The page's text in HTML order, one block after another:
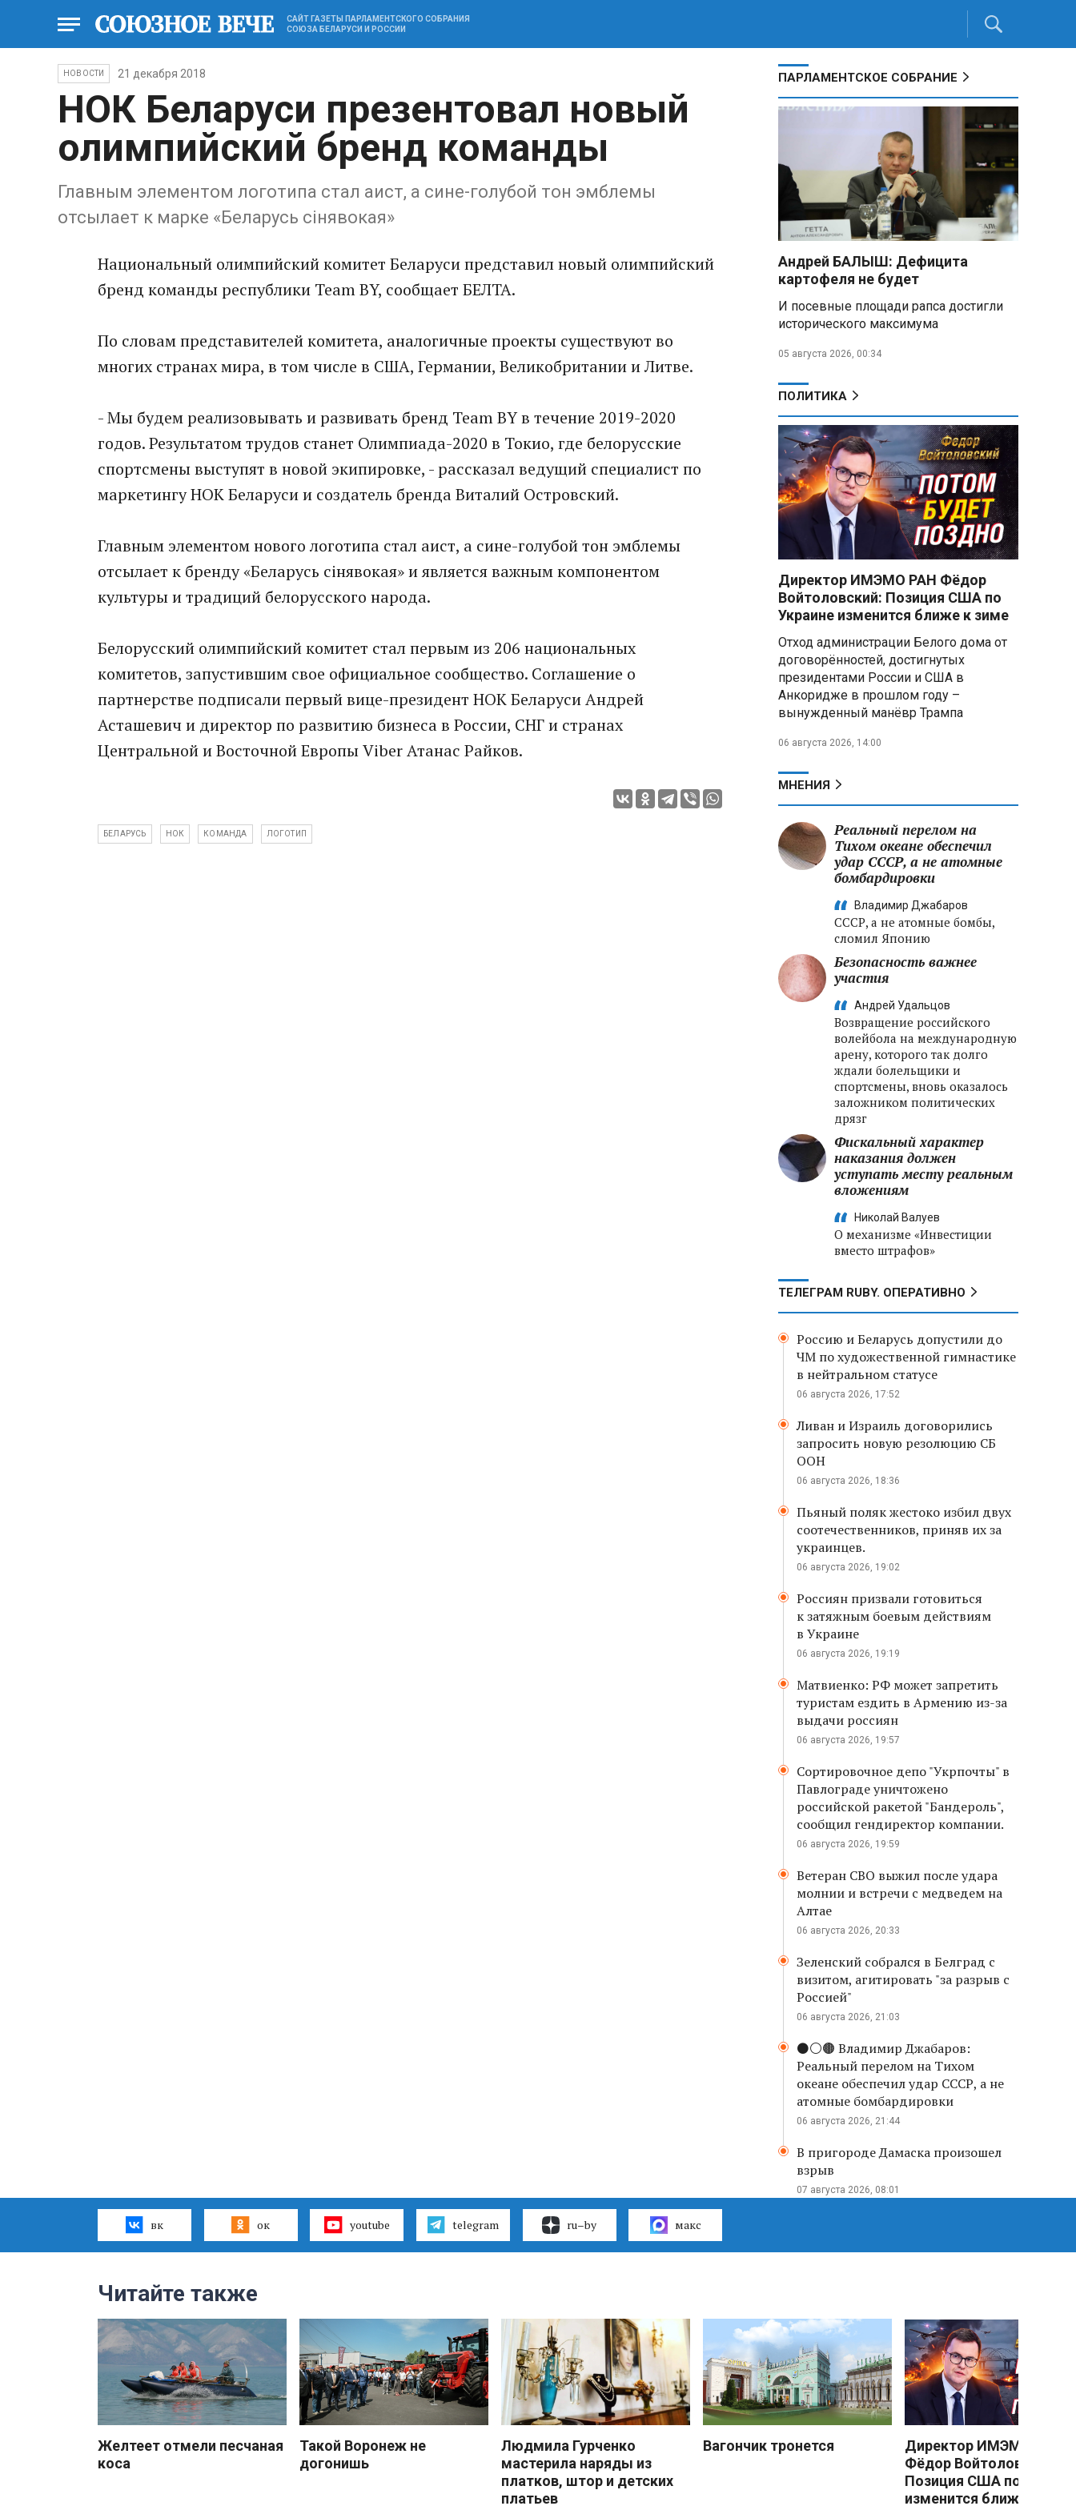
САЙТ ГАЗЕТЫ ПАРЛАМЕНТСКОГО СОБРАНИЯ
СОЮЗА БЕЛАРУСИ И РОССИИ
НОВОСТИ 21 декабря 2018
НОК Беларуси презентовал новый
олимпийский бренд команды
Главным элементом логотипа стал аист, а сине-голубой тон эмблемы
отсылает к марке «Беларусь сiнявокая»
Национальный олимпийский комитет Беларуси представил новый олимпийский
бренд команды республики Team BY, сообщает БЕЛТА.
По словам представителей комитета, аналогичные проекты существуют во
многих странах мира, в том числе в США, Германии, Великобритании и Литве.
- Мы будем реализовывать и развивать бренд Team BY в течение 2019-2020
годов. Результатом трудов станет Олимпиада-2020 в Токио, где белорусские
спортсмены выступят в новой экипировке, - рассказал ведущий специалист по
маркетингу НОК Беларуси и создатель бренда Виталий Островский.
Главным элементом нового логотипа стал аист, а сине-голубой тон эмблемы
отсылает к бренду «Беларусь сiнявокая» и является важным компонентом
культуры и традиций белорусского народа.
Белорусский олимпийский комитет стал первым из 206 национальных
комитетов, запустившим свое официальное сообщество. Соглашение о
партнерстве подписали первый вице-президент НОК Беларуси Андрей
Асташевич и директор по развитию бизнеса в России, СНГ и странах
Центральной и Восточной Европы Viber Атанас Райков.
БЕЛАРУСЬ НОК КОМАНДА ЛОГОТИП
ПАРЛАМЕНТСКОЕ СОБРАНИЕ
Андрей БАЛЫШ: Дефицита
картофеля не будет
И посевные площади рапса достигли
исторического максимума
05 августа 2026, 00:34
ПОЛИТИКА
Директор ИМЭМО РАН Фёдор
Войтоловский: Позиция США по
Украине изменится ближе к зиме
Отход администрации Белого дома от
договорённостей, достигнутых
президентами России и США в
Анкоридже в прошлом году –
вынужденный манёвр Трампа
06 августа 2026, 14:00
МНЕНИЯ
Реальный перелом на
Тихом океане обеспечил
удар СССР, а не атомные
бомбардировки
Владимир Джабаров
СССР, а не атомные бомбы,
сломил Японию
Безопасность важнее
участия
Андрей Удальцов
Возвращение российского
волейбола на международную
арену, которого так долго
ждали болельщики и
спортсмены, вновь оказалось
заложником политических
дрязг
Фискальный характер
наказания должен
уступать месту реальным
вложениям
Николай Валуев
О механизме «Инвестиции
вместо штрафов»
ТЕЛЕГРАМ RUBY. ОПЕРАТИВНО
Россию и Беларусь допустили до
ЧМ по художественной гимнастике
в нейтральном статусе
06 августа 2026, 17:52
Ливан и Израиль договорились
запросить новую резолюцию СБ
ООН
06 августа 2026, 18:36
Пьяный поляк жестоко избил двух
соотечественников, приняв их за
украинцев.
06 августа 2026, 19:02
Россиян призвали готовиться
к затяжным боевым действиям
в Украине
06 августа 2026, 19:19
Матвиенко: РФ может запретить
туристам ездить в Армению из-за
выдачи россиян
06 августа 2026, 19:57
Сортировочное депо "Укрпочты" в
Павлограде уничтожено
российской ракетой "Бандероль",
сообщил гендиректор компании.
06 августа 2026, 19:59
Ветеран СВО выжил после удара
молнии и встречи с медведем на
Алтае
06 августа 2026, 20:33
Зеленский собрался в Белград с
визитом, агитировать "за разрыв с
Россией"
06 августа 2026, 21:03
⚫️⚪️🟤 Владимир Джабаров:
Реальный перелом на Тихом
океане обеспечил удар СССР, а не
атомные бомбардировки
06 августа 2026, 21:44
В пригороде Дамаска произошел
взрыв
07 августа 2026, 08:01
вк ок youtube telegram ru–by макс
Читайте также
Желтеет отмели песчаная
коса
Такой Воронеж не
догонишь
Людмила Гурченко
мастерила наряды из
платков, штор и детских
платьев
Вагончик тронется
Директор ИМЭМО РАН
Фёдор Войтоловский:
Позиция США по
изменится ближе к зиме